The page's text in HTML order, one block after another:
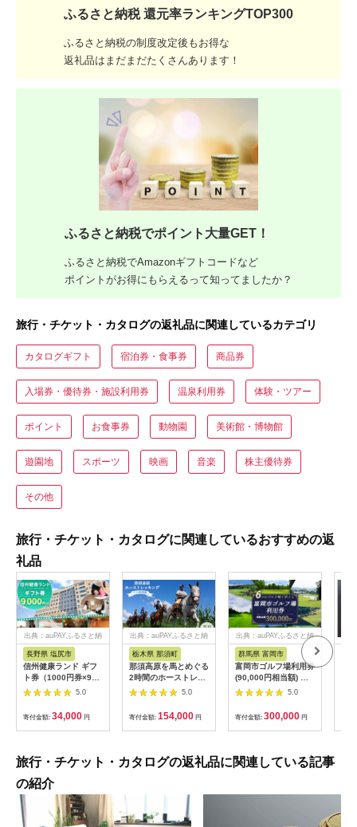
ふるさと納税 還元率ランキングTOP300
ふるさと納税の制度改定後もお得な
返礼品はまだまだたくさんあります！
ふるさと納税でポイント大量GET！
ふるさと納税でAmazonギフトコードなど
ポイントがお得にもらえるって知ってましたか？
旅行・チケット・カタログの返礼品に関連しているカテゴリ
カタログギフト 宿泊券・食事券 商品券
入場券・優待券・施設利用券 温泉利用券 体験・ツアー
ポイント お食事券 動物園 美術館・博物館
遊園地 スポーツ 映画 音楽 株主優待券
その他
旅行・チケット・カタログに関連しているおすすめの返
礼品
出典：auPAYふるさと納
長野県 塩尻市
信州健康ランド ギフ
ト券（1000円券×9
枚） | 信州健康ランド
サウナ 大浴場 ボディ
ケア リラクゼーショ
ン 施設 宿泊 家族連れ
長野県 塩尻市
5.0
寄付金額: 34,000 円
出典：auPAYふるさと納
栃木県 那須町
那須高原を馬とめぐる
2時間のホーストレッ
キング 外乗ペア利用
券【平日限定】チケッ
ト 利用券 ペア 体験
乗馬 初心者歓迎〔P-
100〕
5.0
寄付金額: 154,000 円
出典：auPAYふるさと納
群馬県 富岡市
富岡市ゴルフ場利用券
(90,000円相当額) ゴ
ルフ チケット 平日 土
日 祝日 プレー券 関東
群馬県 首都圏 F20E-
350
5.0
寄付金額: 300,000 円
旅行・チケット・カタログの返礼品に関連している記事
の紹介